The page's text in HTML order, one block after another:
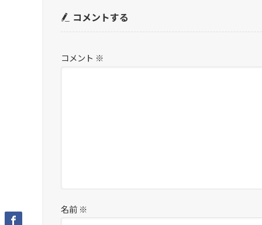
コメントする
コメント ※
名前 ※